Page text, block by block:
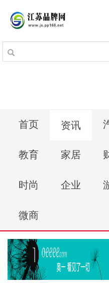
首页 资讯
教育 家居
时尚 企业
微商